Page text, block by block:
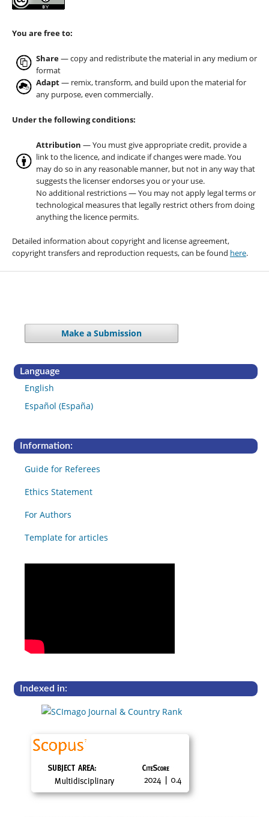
You are free to:
Share— copy and redistribute the material in any medium or
format
Adapt— remix, transform, and build upon the material for
any purpose, even commercially.
Under the following conditions:
Attribution — You must give appropriate credit, provide a
link to the licence, and indicate if changes were made. You
may do so in any reasonable manner, but not in any way that
suggests the licenser endorses you or your use.
No additional restrictions — You may not apply legal terms or
technological measures that legally restrict others from doing
anything the licence permits.
Detailed information about copyright and license agreement,
copyright transfers and reproduction requests, can be found here.
Make a Submission
Language
English
Español (España)
Information:
Guide for Referees
Ethics Statement
For Authors
Template for articles
Indexed in: